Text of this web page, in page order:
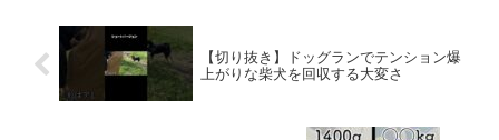
【切り抜き】ドッグランでテンション爆
上がりな柴犬を回収する大変さ